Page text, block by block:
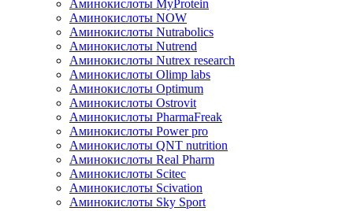
Аминокислоты MyProtein
Аминокислоты NOW
Аминокислоты Nutrabolics
Аминокислоты Nutrend
Аминокислоты Nutrex research
Аминокислоты Olimp labs
Аминокислоты Optimum
Аминокислоты Ostrovit
Аминокислоты PharmaFreak
Аминокислоты Power pro
Аминокислоты QNT nutrition
Аминокислоты Real Pharm
Аминокислоты Scitec
Аминокислоты Scivation
Аминокислоты Sky Sport